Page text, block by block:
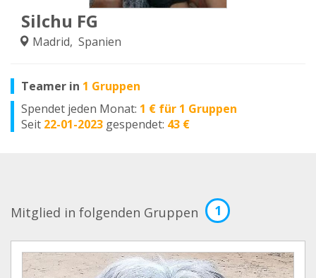
Silchu FG
Madrid, Spanien
Teamer in 1 Gruppen
Spendet jeden Monat: 1 € für 1 Gruppen
Seit 22-01-2023 gespendet: 43 €
Mitglied in folgenden Gruppen 1